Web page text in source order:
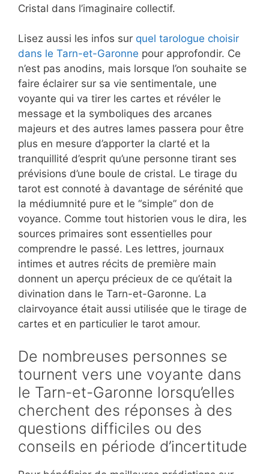
Cristal dans l’imaginaire collectif.
Lisez aussi les infos sur quel tarologue choisir
dans le Tarn-et-Garonne pour approfondir. Ce
n’est pas anodins, mais lorsque l’on souhaite se
faire éclairer sur sa vie sentimentale, une
voyante qui va tirer les cartes et révéler le
message et la symboliques des arcanes
majeurs et des autres lames passera pour être
plus en mesure d’apporter la clarté et la
tranquillité d’esprit qu’une personne tirant ses
prévisions d’une boule de cristal. Le tirage du
tarot est connoté à davantage de sérénité que
la médiumnité pure et le “simple” don de
voyance. Comme tout historien vous le dira, les
sources primaires sont essentielles pour
comprendre le passé. Les lettres, journaux
intimes et autres récits de première main
donnent un aperçu précieux de ce qu’était la
divination dans le Tarn-et-Garonne. La
clairvoyance était aussi utilisée que le tirage de
cartes et en particulier le tarot amour.
De nombreuses personnes se
tournent vers une voyante dans
le Tarn-et-Garonne lorsqu’elles
cherchent des réponses à des
questions difficiles ou des
conseils en période d’incertitude